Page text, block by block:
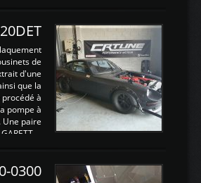
de
d'une
que la
à
pompe à
Une paire
...
0300